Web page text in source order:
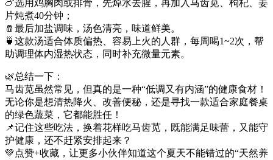
🍗选用鸡胸肉或排骨，先焯水去腥，再加入马齿苋、枸杞、姜
片炖煮40分钟；
🧂最后加盐调味，汤色清亮，味道鲜美。
🍵这款汤适合体质偏热、容易上火的人群，每周喝1~2次，帮
助调理体内湿热状态，同时补充微量元素。
🌿总结一下：
马齿苋虽然常见，但真的是一种“低调又有内涵”的健康食材！
无论你是想清热降火、改善便秘，还是寻找一款适合家庭餐桌
的绿色蔬菜，它都能胜任！
📌记住这些吃法，换着花样吃马齿苋，既能满足味蕾，又能守
护健康，还不赶紧安排起来？
💚点赞+收藏，让更多小伙伴知道这个夏天不能错过的“天然养